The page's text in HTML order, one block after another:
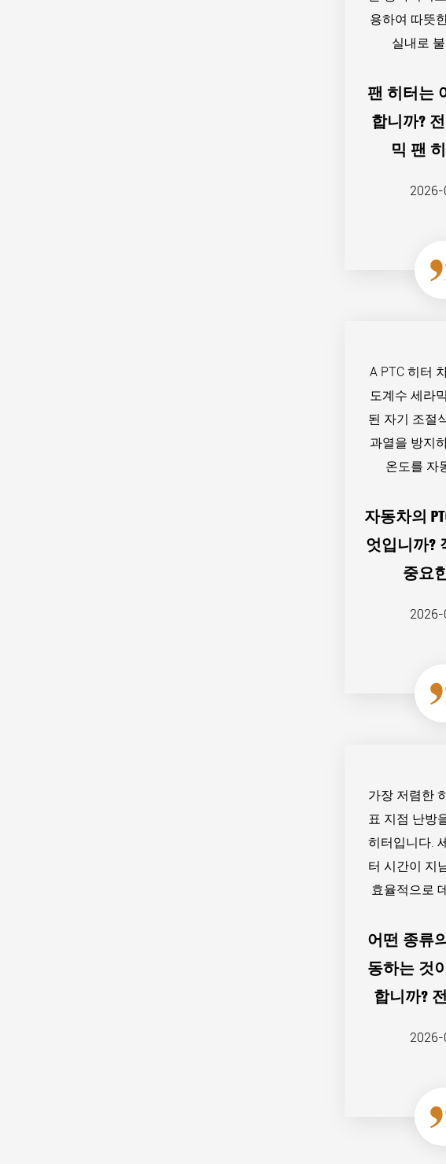
용하여 따뜻
실내로
팬 히터는
합니까?
믹 팬
A PTC 히터
도계수 세라
된 자기 조절
과열을 방지
온도를 자
자동차의
엇입니까?
중요
가장 저렴한
표 지점 난방
히터입니다.
터 시간이 지
효율적으로
어떤 종류
동하는 것
합니까?